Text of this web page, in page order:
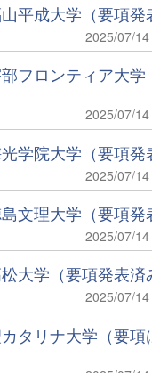
平成大学（要項発
2025/07/14
フロンティア大学
2025/07/14
学院大学（要項発
2025/07/14
文理大学（要項発
2025/07/14
大学（要項発表済
2025/07/14
タリナ大学（要項